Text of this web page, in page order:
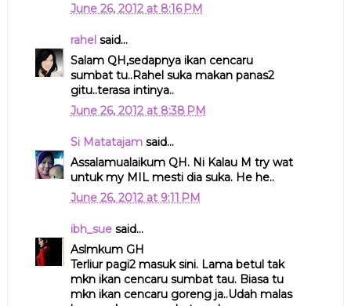
June 26, 2012 at 8:16 PM
rahelsaid...
Salam QH,sedapnya ikan cencaru
sumbat tu..Rahel suka makan panas2
gitu..terasa intinya..
June 26, 2012 at 8:38 PM
Si Matatajamsaid...
Assalamualaikum QH. Ni Kalau M try wat
untuk my MIL mesti dia suka. He he..
June 26, 2012 at 9:11 PM
ibh_suesaid...
Aslmkum GH
Terliur pagi2 masuk sini. Lama betul tak
mkn ikan cencaru sumbat tau. Biasa tu
mkn ikan cencaru goreng ja..Udah malas